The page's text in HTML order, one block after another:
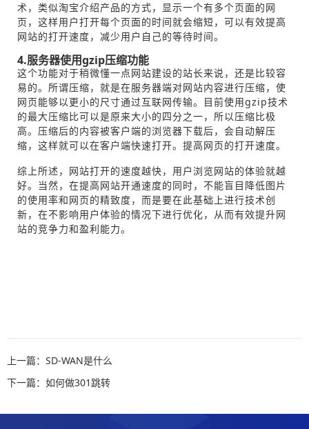
术，类似淘宝介绍产品的方式，显示一个有多个页面的网
页，这样用户打开每个页面的时间就会缩短，可以有效提高
网站的打开速度，减少用户自己的等待时间。
4.服务器使用gzip压缩功能
这个功能对于稍微懂一点网站建设的站长来说，还是比较容
易的。所谓压缩，就是在服务器端对网站内容进行压缩，使
网页能够以更小的尺寸通过互联网传输。目前使用gzip技术
的最大压缩比可以是原来大小的四分之一，所以压缩比极
高。压缩后的内容被客户端的浏览器下载后，会自动解压
缩，这样就可以在客户端快速打开。提高网页的打开速度。
综上所述，网站打开的速度越快，用户浏览网站的体验就越
好。当然，在提高网站开通速度的同时，不能盲目降低图片
的使用率和网页的精致度，而是要在此基础上进行技术创
新，在不影响用户体验的情况下进行优化，从而有效提升网
站的竞争力和盈利能力。
上一篇：SD-WAN是什么
下一篇：如何做301跳转